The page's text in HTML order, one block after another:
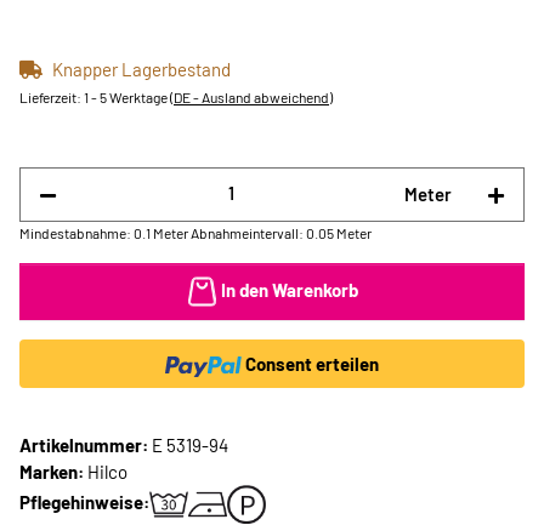
Knapper Lagerbestand
Lieferzeit: 1 - 5 Werktage(DE - Ausland abweichend)
Meter
Mindestabnahme: 0.1 Meter Abnahmeintervall: 0.05 Meter
In den Warenkorb
Consent erteilen
Artikelnummer: E 5319-94
Marken: Hilco
Pflegehinweise: